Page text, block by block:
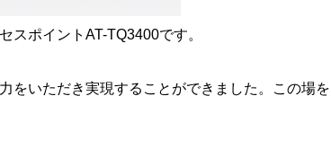
スポイントAT-TQ3400です。
をいただき実現することができました。この場を